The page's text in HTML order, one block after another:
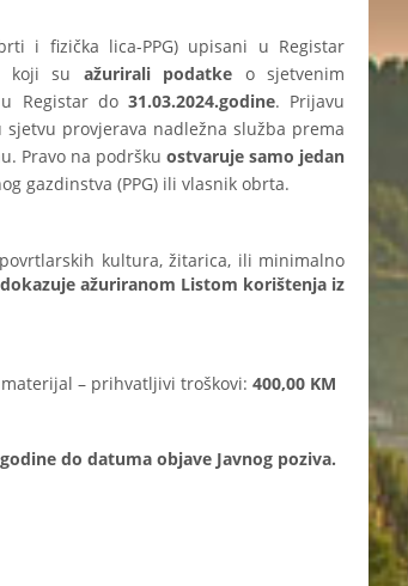
i fizička lica-PPG) upisani u Registar
koji su ažurirali podatke o sjetvenim
Registar do 31.03.2024.godine. Prijavu
provjerava nadležna služba prema
Pravo na podršku ostvaruje samo jedan
gazdinstva (PPG) ili vlasnik obrta.
kultura, žitarica, ili minimalno
ažuriranom Listom korištenja iz
– prihvatljivi troškovi: 400,00 KM
do datuma objave Javnog poziva.